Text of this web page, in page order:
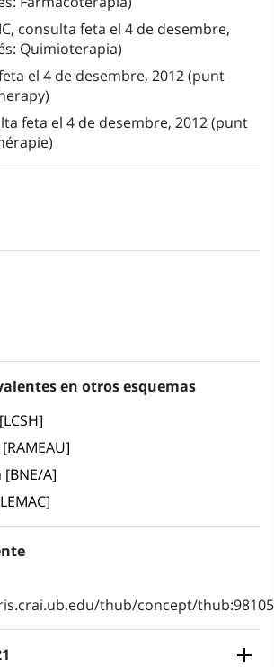
consulta feta el 4 de desembre,
Quimioterapia)
el 4 de desembre, 2012 (punt
feta el 4 de desembre, 2012 (punt
en otros esquemas
A]
thub/concept/